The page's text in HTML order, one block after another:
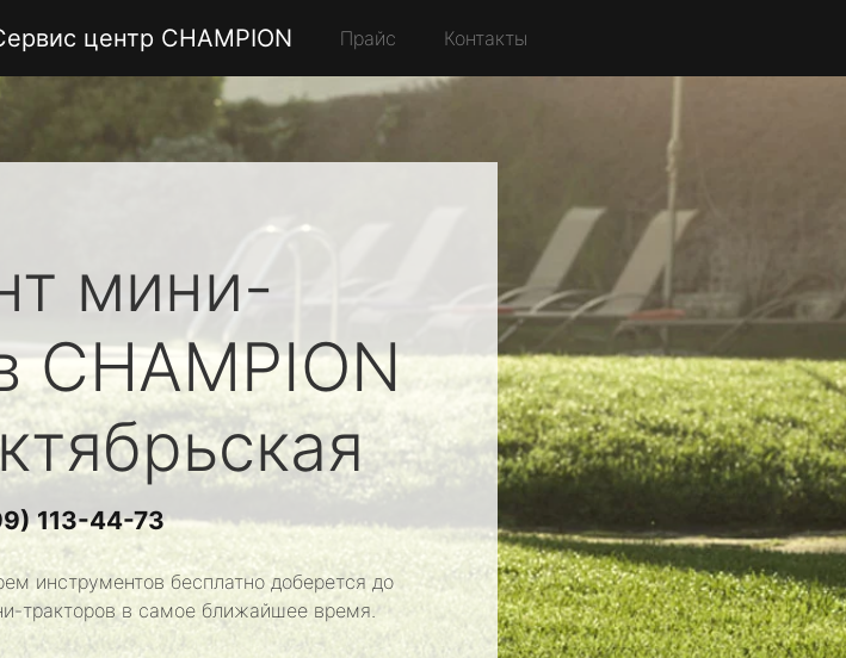
центр CHAMPION Прайс Контакты
мини-
CHAMPION
113-44-73
инструментов бесплатно доберется до
тракторов в самое ближайшее время.